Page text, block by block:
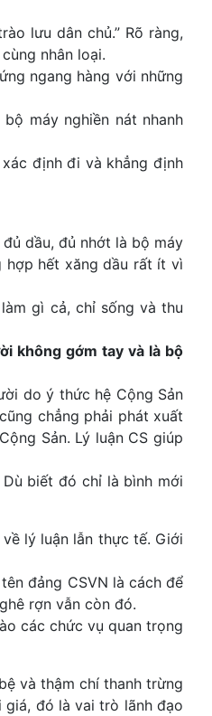
lưu dân chủ.” Rõ ràng,
nhân loại.
ngang hàng với những
máy nghiền nát nhanh
định đi và khẳng định
dầu, đủ nhớt là bộ máy
hợp hết xăng dầu rất ít vì
gì cả, chỉ sống và thu
không gớm tay và là bộ
do ý thức hệ Cộng Sản
chẳng phải phát xuất
Sản. Lý luận CS giúp
biết đó chỉ là bình mới
lý luận lẫn thực tế. Giới
đảng CSVN là cách để
rợn vẫn còn đó.
các chức vụ quan trọng
và thậm chí thanh trừng
đó là vai trò lãnh đạo